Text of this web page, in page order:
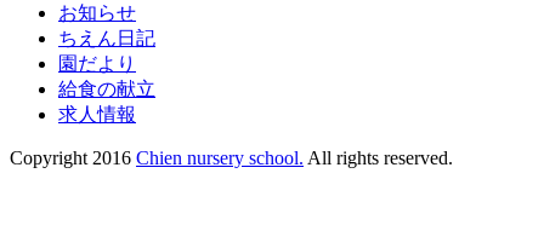
お知らせ
ちえん日記
園だより
給食の献立
求人情報
Copyright 2016 Chien nursery school. All rights reserved.